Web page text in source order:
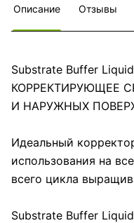
Описание Отзывы
Substrate Buffer
КОРРЕКТИРУЮЩЕЕ
И НАРУЖНЫХ
Идеальный
использования на
всего цикла
Substrate Buffer